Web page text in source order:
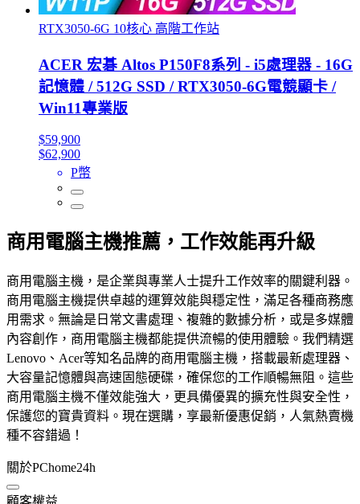
RTX3050-6G 10核心 高階工作站
ACER 宏碁 Altos P150F8系列 - i5處理器 - 16G
記憶體 / 512G SSD / RTX3050-6G電競顯卡 /
Win11專業版
$59,900
$62,900
P幣
商用電腦主機推薦，工作效能再升級
商用電腦主機，是企業與專業人士提升工作效率的關鍵利器。
商用電腦主機提供卓越的運算效能與穩定性，滿足各種商務應
用需求。無論是日常文書處理、複雜的數據分析，或是多媒體
內容創作，商用電腦主機都能提供流暢的使用體驗。我們精選
Lenovo、Acer等知名品牌的商用電腦主機，搭載最新處理器、
大容量記憶體與高速固態硬碟，確保您的工作順暢無阻。這些
商用電腦主機不僅效能強大，更具備優異的擴充性與安全性，
保護您的寶貴資料。現在選購，享最新優惠促銷，人氣熱賣機
種不容錯過！
關於PChome24h
顧客權益